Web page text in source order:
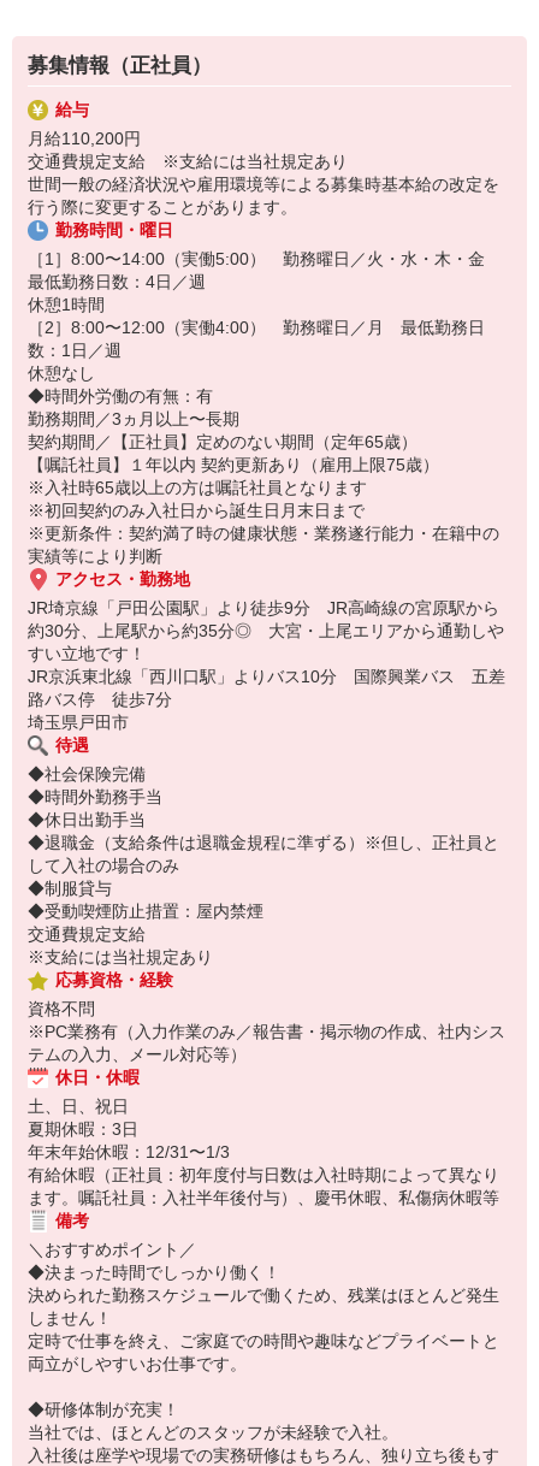
安定も、やりがいも、どちらも手に入る！
大手グループの基盤のもと、地域に貢献できる仕事、始めません
か。
せ・ご相談など）
・共用部分の清掃（エントランス・エレベーター内・廊下・階段・
ゴミ置場など）
・館内や敷地内の点検、巡回
・管理組合運営補助（理事会や総会の出席、事前準備など）
・事務業務
募集情報（正社員）
給与
月給110,200円
交通費規定支給 ※支給には当社規定あり
世間一般の経済状況や雇用環境等による募集時基本給の改定を
行う際に変更することがあります。
勤務時間・曜日
［1］8:00〜14:00（実働5:00） 勤務曜日／火・水・木・金
最低勤務日数：4日／週
休憩1時間
［2］8:00〜12:00（実働4:00） 勤務曜日／月 最低勤務日
数：1日／週
休憩なし
◆時間外労働の有無：有
勤務期間／3ヵ月以上〜長期
契約期間／【正社員】定めのない期間（定年65歳）
【嘱託社員】１年以内 契約更新あり（雇用上限75歳）
※入社時65歳以上の方は嘱託社員となります
※初回契約のみ入社日から誕生日月末日まで
※更新条件：契約満了時の健康状態・業務遂行能力・在籍中の
実績等により判断
アクセス・勤務地
JR埼京線「戸田公園駅」より徒歩9分 JR高崎線の宮原駅から
約30分、上尾駅から約35分◎ 大宮・上尾エリアから通勤しや
すい立地です！
JR京浜東北線「西川口駅」よりバス10分 国際興業バス 五差
路バス停 徒歩7分
埼玉県戸田市
待遇
◆社会保険完備
◆時間外勤務手当
◆休日出勤手当
◆退職金（支給条件は退職金規程に準ずる）※但し、正社員と
して入社の場合のみ
◆制服貸与
◆受動喫煙防止措置：屋内禁煙
交通費規定支給
※支給には当社規定あり
応募資格・経験
資格不問
※PC業務有（入力作業のみ／報告書・掲示物の作成、社内シス
テムの入力、メール対応等）
休日・休暇
土、日、祝日
夏期休暇：3日
年末年始休暇：12/31〜1/3
有給休暇（正社員：初年度付与日数は入社時期によって異なり
ます。嘱託社員：入社半年後付与）、慶弔休暇、私傷病休暇等
備考
＼おすすめポイント／
◆決まった時間でしっかり働く！
決められた勤務スケジュールで働くため、残業はほとんど発生
しません！
定時で仕事を終え、ご家庭での時間や趣味などプライベートと
両立がしやすいお仕事です。
◆研修体制が充実！
当社では、ほとんどのスタッフが未経験で入社。
入社後は座学や現場での実務研修はもちろん、独り立ち後もす